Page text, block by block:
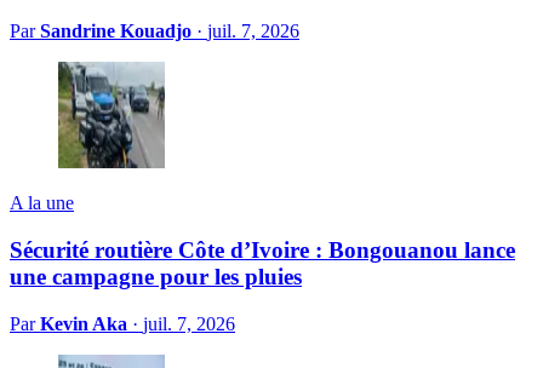
ParSandrine Kouadjo · juil. 7, 2026
A la une
Sécurité routière Côte d’Ivoire : Bongouanou lance
une campagne pour les pluies
ParKevin Aka · juil. 7, 2026